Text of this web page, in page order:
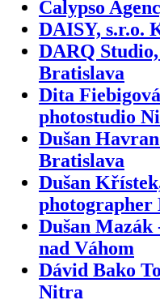
Calypso
DAISY, s.r.o.
DARQ Studio,
Bratislava
Dita
photostudio
Dušan
Bratislava
Dušan
photographer
Dušan
nad Váhom
Dávid Bako
Nitra